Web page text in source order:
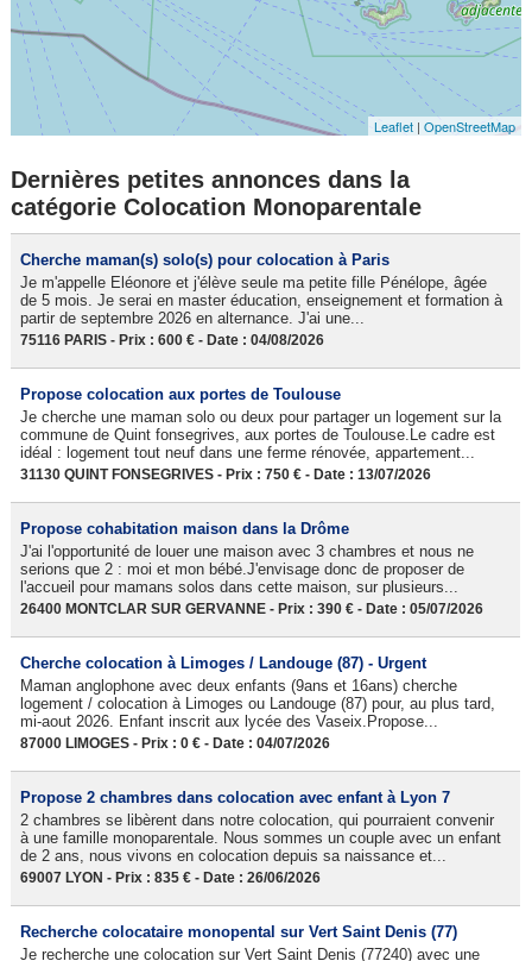
Leaflet |OpenStreetMap
Dernières petites annonces dans la
catégorie Colocation Monoparentale
Cherche maman(s) solo(s) pour colocation à Paris
Je m'appelle Eléonore et j'élève seule ma petite fille Pénélope, âgée
de 5 mois. Je serai en master éducation, enseignement et formation à
partir de septembre 2026 en alternance. J'ai une...
75116 PARIS - Prix : 600 € - Date : 04/08/2026
Propose colocation aux portes de Toulouse
Je cherche une maman solo ou deux pour partager un logement sur la
commune de Quint fonsegrives, aux portes de Toulouse.Le cadre est
idéal : logement tout neuf dans une ferme rénovée, appartement...
31130 QUINT FONSEGRIVES - Prix : 750 € - Date : 13/07/2026
Propose cohabitation maison dans la Drôme
J'ai l'opportunité de louer une maison avec 3 chambres et nous ne
serions que 2 : moi et mon bébé.J'envisage donc de proposer de
l'accueil pour mamans solos dans cette maison, sur plusieurs...
26400 MONTCLAR SUR GERVANNE - Prix : 390 € - Date : 05/07/2026
Cherche colocation à Limoges / Landouge (87) - Urgent
Maman anglophone avec deux enfants (9ans et 16ans) cherche
logement / colocation à Limoges ou Landouge (87) pour, au plus tard,
mi-aout 2026. Enfant inscrit aux lycée des Vaseix.Propose...
87000 LIMOGES - Prix : 0 € - Date : 04/07/2026
Propose 2 chambres dans colocation avec enfant à Lyon 7
2 chambres se libèrent dans notre colocation, qui pourraient convenir
à une famille monoparentale. Nous sommes un couple avec un enfant
de 2 ans, nous vivons en colocation depuis sa naissance et...
69007 LYON - Prix : 835 € - Date : 26/06/2026
Recherche colocataire monopental sur Vert Saint Denis (77)
Je recherche une colocation sur Vert Saint Denis (77240) avec une